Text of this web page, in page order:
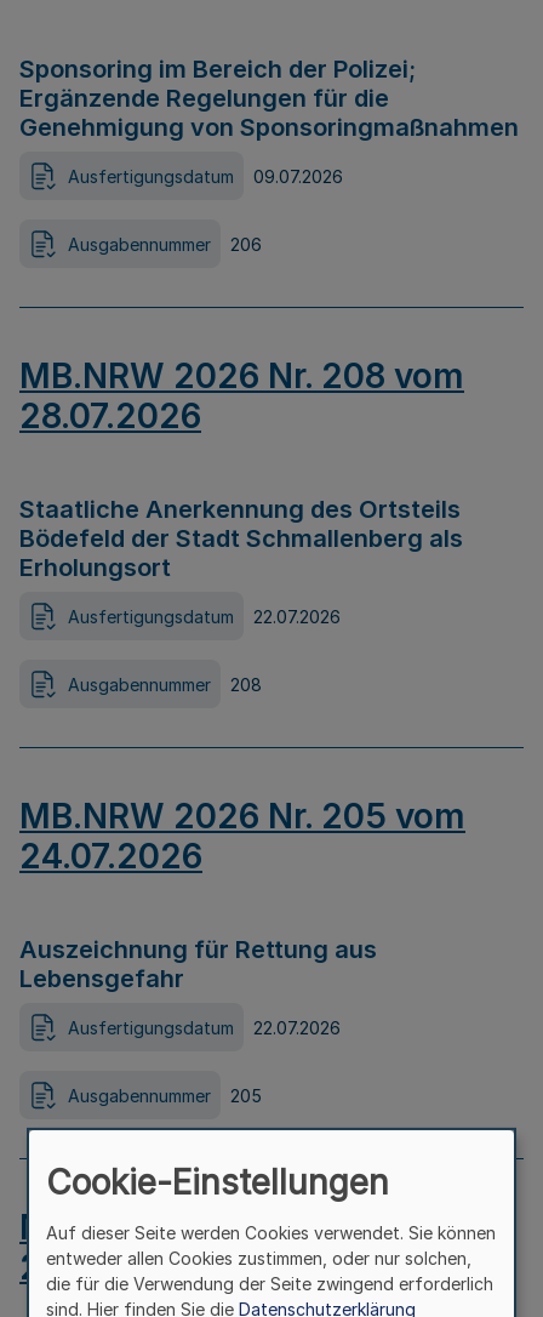
Sponsoring im Bereich der Polizei;
Ergänzende Regelungen für die
Genehmigung von Sponsoringmaßnahmen
Ausfertigungsdatum 09.07.2026
Ausgabennummer 206
MB.NRW 2026 Nr. 208 vom
28.07.2026
Staatliche Anerkennung des Ortsteils
Bödefeld der Stadt Schmallenberg als
Erholungsort
Ausfertigungsdatum 22.07.2026
Ausgabennummer 208
MB.NRW 2026 Nr. 205 vom
24.07.2026
Auszeichnung für Rettung aus
Lebensgefahr
Ausfertigungsdatum 22.07.2026
Ausgabennummer 205
MB.NRW 2026 Nr. 204 vom
24.07.2026
Cookie-Einstellungen
Auf dieser Seite werden Cookies verwendet. Sie können
entweder allen Cookies zustimmen, oder nur solchen,
die für die Verwendung der Seite zwingend erforderlich
sind. Hier finden Sie die Datenschutzerklärung